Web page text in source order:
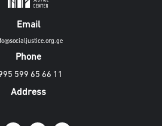
Email
Phone
599 65 66 11
Address